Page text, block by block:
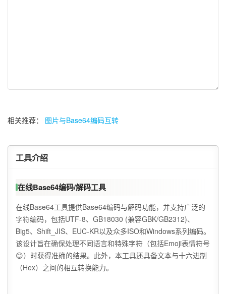
相关推荐： 图片与Base64编码互转
工具介绍
在线Base64编码/解码工具
在线Base64工具提供Base64编码与解码功能，并支持广泛的
字符编码，包括UTF-8、GB18030 (兼容GBK/GB2312)、
Big5、Shift_JIS、EUC-KR以及众多ISO和Windows系列编码。
该设计旨在确保处理不同语言和特殊字符（包括Emoji表情符号
😊）时获得准确的结果。此外，本工具还具备文本与十六进制
（Hex）之间的相互转换能力。